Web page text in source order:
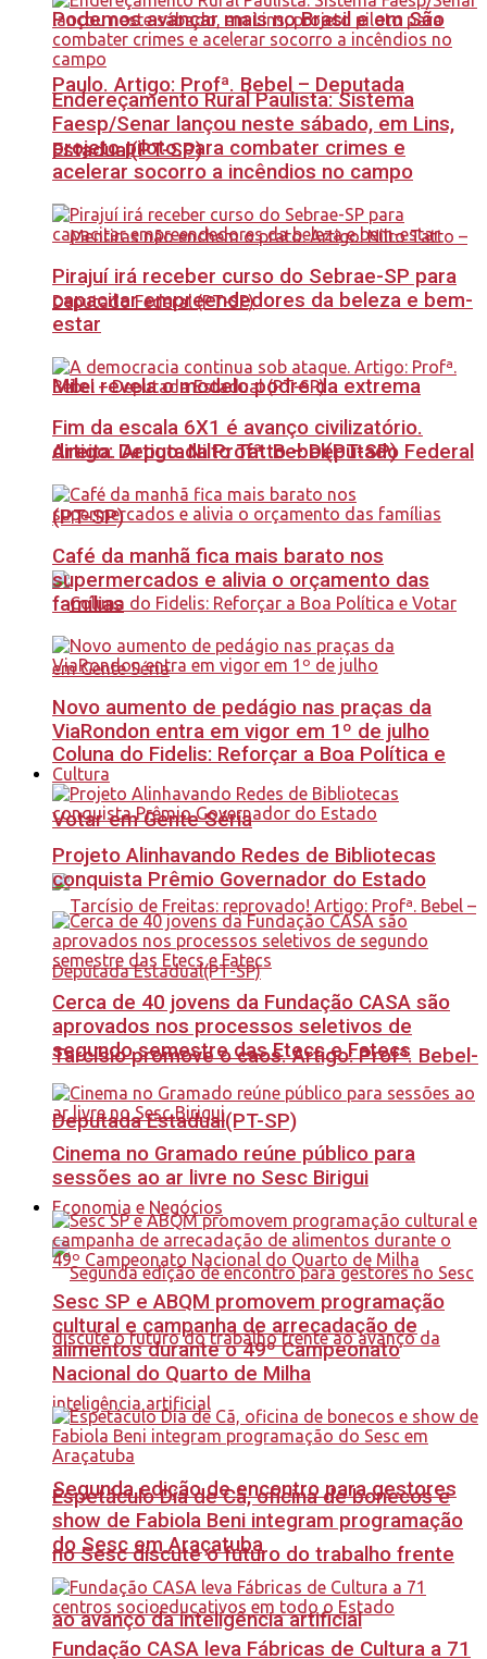
Podemos avançar mais no Brasil e em São
Paulo. Artigo: Profª. Bebel – Deputada
Estadual(PT-SP)
Milei revela o modelo podre da extrema
direita. Artigo: Nilto Tatto – Deputado Federal
(PT-SP)
Coluna do Fidelis: Reforçar a Boa Política e
Votar em Gente Séria
Tarcísio promove o caos. Artigo: Profª. Bebel-
Deputada Estadual(PT-SP)
Economia e Negócios
Segunda edição de encontro para gestores
no Sesc discute o futuro do trabalho frente
ao avanço da inteligência artificial
Endereçamento Rural Paulista: Sistema
Faesp/Senar lançou neste sábado, em Lins,
projeto piloto para combater crimes e
acelerar socorro a incêndios no campo
Pirajuí irá receber curso do Sebrae-SP para
capacitar empreendedores da beleza e bem-
estar
Fim da escala 6X1 é avanço civilizatório.
Artigo: Deputada Profª. Bebel(PT-SP)
Café da manhã fica mais barato nos
supermercados e alivia o orçamento das
famílias
Novo aumento de pedágio nas praças da
ViaRondon entra em vigor em 1º de julho
Cultura
Projeto Alinhavando Redes de Bibliotecas
conquista Prêmio Governador do Estado
Cerca de 40 jovens da Fundação CASA são
aprovados nos processos seletivos de
segundo semestre das Etecs e Fatecs
Cinema no Gramado reúne público para
sessões ao ar livre no Sesc Birigui
Sesc SP e ABQM promovem programação
cultural e campanha de arrecadação de
alimentos durante o 49º Campeonato
Nacional do Quarto de Milha
Espetáculo Dia de Cã, oficina de bonecos e
show de Fabiola Beni integram programação
do Sesc em Araçatuba
Fundação CASA leva Fábricas de Cultura a 71